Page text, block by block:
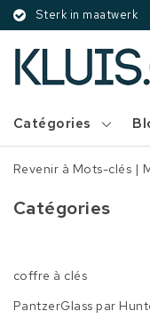
Sterk in maatwerk
Catégories
Revenir à Mots-clés |
Catégories
coffre à clés
PantzerGlass par